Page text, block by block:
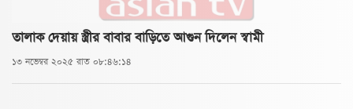
তালাক দেয়ায় স্ত্রীর বাবার বাড়িতে আগুন দিলেন স্বামী
১৩ নভেম্বর ২০২৫ রাত ০৮:৪৬:১৪